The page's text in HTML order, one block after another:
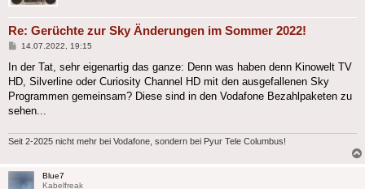
Re: Gerüchte zur Sky Änderungen im Sommer 2022!
Beitrag
14.07.2022, 19:15
In der Tat, sehr eigenartig das ganze: Denn was haben denn Kinowelt TV
HD, Silverline oder Curiosity Channel HD mit den ausgefallenen Sky
Programmen gemeinsam? Diese sind in den Vodafone Bezahlpaketen zu
sehen...
Seit 2-2025 nicht mehr bei Vodafone, sondern bei Pyur Tele Columbus!
Blue7
Kabelfreak